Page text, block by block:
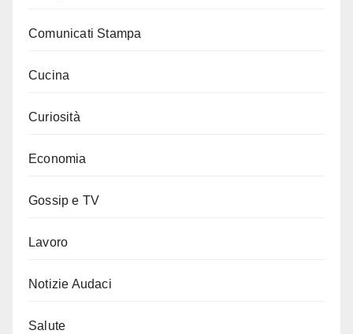
Comunicati Stampa
Cucina
Curiosità
Economia
Gossip e TV
Lavoro
Notizie Audaci
Salute